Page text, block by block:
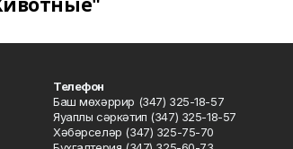
Телефон
Баш мөхәррир (347) 325-18-57
Яуаплы сәркәтип (347) 325-18-57
Хәбәрселәр (347) 325-75-70